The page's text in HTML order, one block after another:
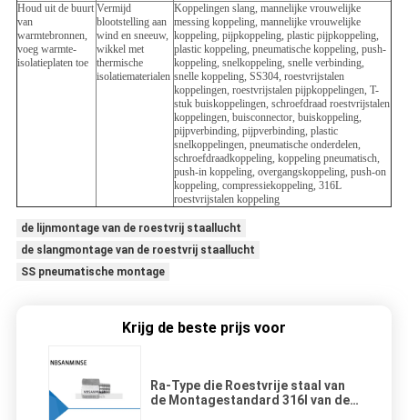
Houd uit de buurt
van
warmtebronnen,
voeg warmte-
isolatieplaten toe
Vermijd
blootstelling aan
wind en sneeuw,
wikkel met
thermische
isolatiematerialen
Koppelingen slang, mannelijke vrouwelijke
messing koppeling, mannelijke vrouwelijke
koppeling, pijpkoppeling, plastic pijpkoppeling,
plastic koppeling, pneumatische koppeling, push-
koppeling, snelkoppeling, snelle verbinding,
snelle koppeling, SS304, roestvrijstalen
koppelingen, roestvrijstalen pijpkoppelingen, T-
stuk buiskoppelingen, schroefdraad roestvrijstalen
koppelingen, buisconnector, buiskoppeling,
pijpverbinding, pijpverbinding, plastic
snelkoppelingen, pneumatische onderdelen,
schroefdraadkoppeling, koppeling pneumatisch,
push-in koppeling, overgangskoppeling, push-on
koppeling, compressiekoppeling, 316L
roestvrijstalen koppeling
de lijnmontage van de roestvrij staallucht
de slangmontage van de roestvrij staallucht
SS pneumatische montage
Krijg de beste prijs voor
Ra-Type die Roestvrije staal van
de Montagestandard 316l van de